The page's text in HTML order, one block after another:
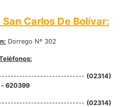
San Carlos De Bolívar:
Dorrego Nº 302
(02314)
- 620399
(02314)